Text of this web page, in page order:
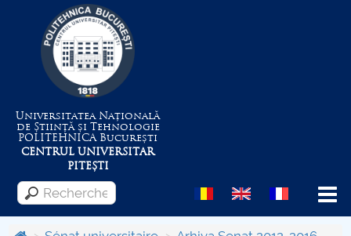
Universitatea Națională
de Știință și Tehnologie
POLITEHNICABucurești
CENTRUL UNIVERSITAR
PITEȘTI
Menu